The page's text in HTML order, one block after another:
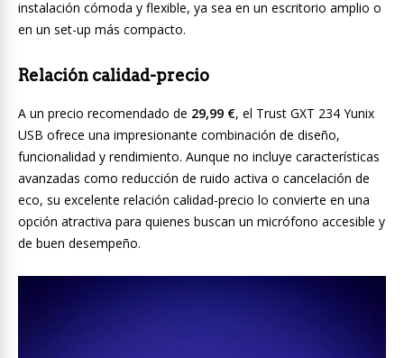
instalación cómoda y flexible, ya sea en un escritorio amplio o
en un set-up más compacto.
Relación calidad-precio
A un precio recomendado de 29,99 €, el Trust GXT 234 Yunix
USB ofrece una impresionante combinación de diseño,
funcionalidad y rendimiento. Aunque no incluye características
avanzadas como reducción de ruido activa o cancelación de
eco, su excelente relación calidad-precio lo convierte en una
opción atractiva para quienes buscan un micrófono accesible y
de buen desempeño.